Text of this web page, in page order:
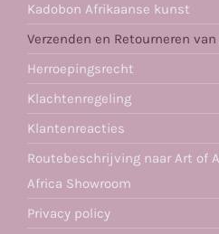
Kadobon Afrikaanse kunst
Verzenden en Retourneren
Herroepingsrecht
Klachtenregeling
Klantenreacties
Routebeschrijving naar Art of
Africa Showroom
Privacy policy